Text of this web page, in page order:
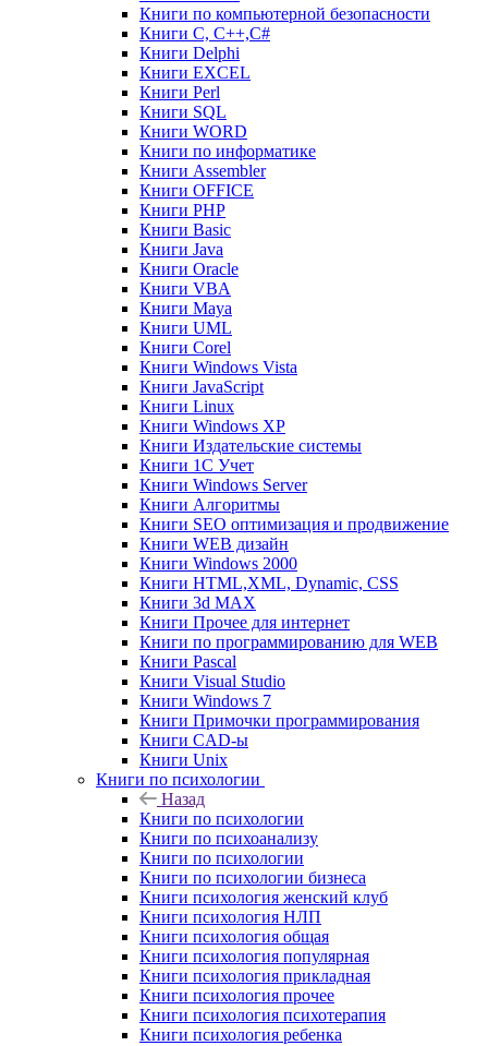
Книги по компьютерной безопасности
Книги C, C++,С#
Книги Delphi
Книги EXCEL
Книги Perl
Книги SQL
Книги WORD
Книги по информатике
Книги Assembler
Книги OFFICE
Книги PHP
Книги Basic
Книги Java
Книги Oracle
Книги VBA
Книги Maya
Книги UML
Книги Corel
Книги Windows Vista
Книги JavaScript
Книги Linux
Книги Windows XP
Книги Издательские системы
Книги 1C Учет
Книги Windows Server
Книги Алгоритмы
Книги SEO оптимизация и продвижение
Книги WEB дизайн
Книги Windows 2000
Книги HTML,XML, Dynamic, CSS
Книги 3d MAX
Книги Прочее для интернет
Книги по программированию для WEB
Книги Pascal
Книги Visual Studio
Книги Windows 7
Книги Примочки программирования
Книги CAD-ы
Книги Unix
Книги по психологии
Назад
Книги по психологии
Книги по психоанализу
Книги по психологии
Книги по психологии бизнеса
Книги психология женский клуб
Книги психология НЛП
Книги психология общая
Книги психология популярная
Книги психология прикладная
Книги психология прочее
Книги психология психотерапия
Книги психология ребенка